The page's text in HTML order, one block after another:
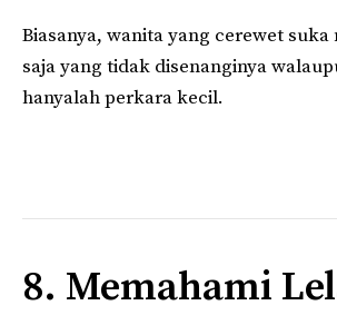
Biasanya, wanita yang cerewet
saja yang tidak disenanginya
hanyalah perkara kecil.
8. Memahami